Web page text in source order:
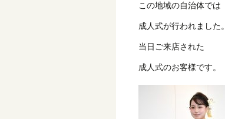
この地域の自治体では
成人式が行われました。
当日ご来店された
成人式のお客様です。